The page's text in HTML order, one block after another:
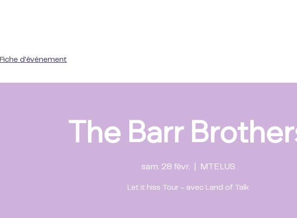
Fiche d'événement
The Barr
sam. 28 févr. MTELUS
Let it hiss Tour - avec Land of Talk